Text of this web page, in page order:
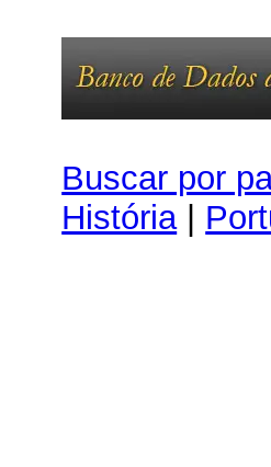
Buscar por
História|